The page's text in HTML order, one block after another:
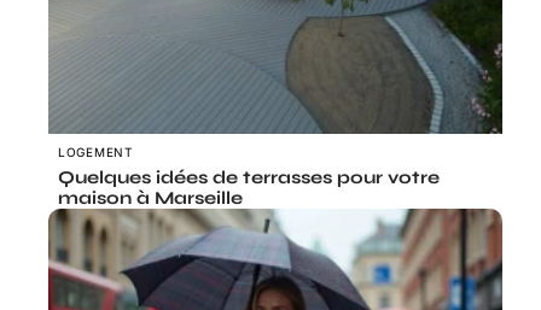
LOGEMENT
Quelques idées de terrasses pour votre
maison à Marseille